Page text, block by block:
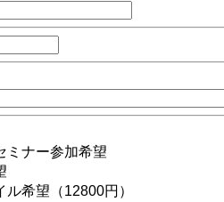
ミナー参加希望
希望（12800円）